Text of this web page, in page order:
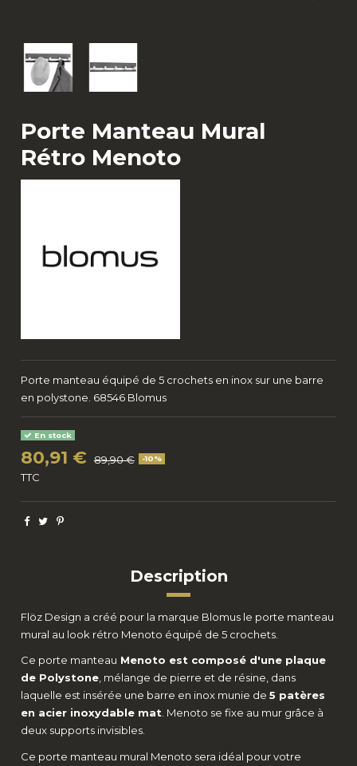
Porte Manteau Mural
Rétro Menoto
Porte manteau équipé de 5 crochets en inox sur une barre
en polystone. 68546 Blomus
En stock
80,91 € 89,90 € -10%
TTC
Description
Flöz Design a créé pour la marque Blomus le porte manteau
mural au look rétro Menoto équipé de 5 crochets.
Ce porte manteau Menoto est composé d'une plaque
de Polystone , mélange de pierre et de résine, dans
laquelle est insérée une barre en inox munie de5 patères
en acier inoxydable mat . Menoto se fixe au mur grâce à
deux supports invisibles.
Ce porte manteau mural Menoto sera idéal pour votre